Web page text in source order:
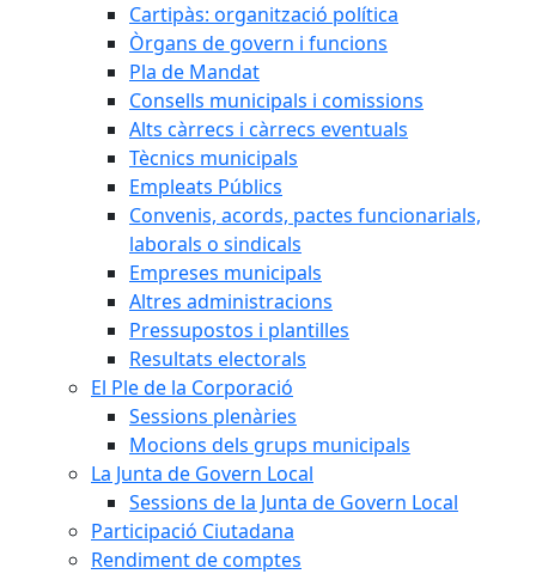
Cartipàs: organització política
Òrgans de govern i funcions
Pla de Mandat
Consells municipals i comissions
Alts càrrecs i càrrecs eventuals
Tècnics municipals
Empleats Públics
Convenis, acords, pactes funcionarials,
laborals o sindicals
Empreses municipals
Altres administracions
Pressupostos i plantilles
Resultats electorals
El Ple de la Corporació
Sessions plenàries
Mocions dels grups municipals
La Junta de Govern Local
Sessions de la Junta de Govern Local
Participació Ciutadana
Rendiment de comptes